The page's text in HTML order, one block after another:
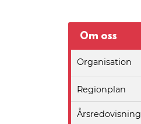
Om oss
Organisation
Regionplan
Årsredovisning